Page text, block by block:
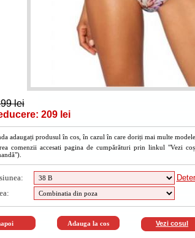
lei
209 lei
adaugați produsul în cos, în cazul în care doriți mai multe
comenzii accesati pagina de cumpărături prin linkul "Vezi
Vezi cosul